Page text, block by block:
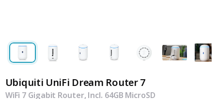
Ubiquiti UniFi Dream Router 7
WiFi 7 Gigabit Router, Incl. 64GB MicroSD